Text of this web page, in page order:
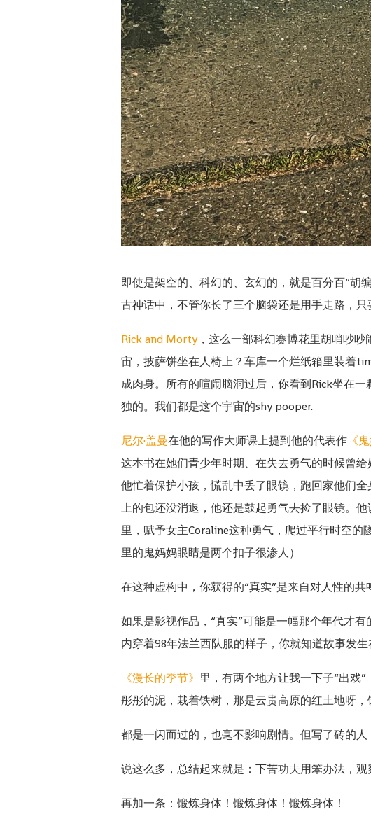
即使是架空的、科幻的、玄幻的，就是百分百“
古神话中，不管你长了三个脑袋还是用手走路，只
Rick and Morty，这么一部科幻赛博花里胡哨吵
宙，披萨饼坐在人椅上？车库一个烂纸箱里装着
成肉身。所有的喧闹脑洞过后，你看到Rick坐在
独的。我们都是这个宇宙的shy pooper.
尼尔·盖曼在他的写作大师课上提到他的代表作《鬼
这本书在她们青少年时期、在失去勇气的时候曾
他忙着保护小孩，慌乱中丢了眼镜，跑回家他们
上的包还没消退，他还是鼓起勇气去捡了眼镜。他
里，赋予女主Coraline这种勇气，爬过平行时空
里的鬼妈妈眼睛是两个扣子很渗人）
在这种虚构中，你获得的“真实”是来自对人性的
如果是影视作品，“真实”可能是一幅那个年代才
内穿着98年法兰西队服的样子，你就知道故事发生
《漫长的季节》 里，有两个地方让我一下子“出戏
彤彤的泥，栽着铁树，那是云贵高原的红土地呀
都是一闪而过的，也毫不影响剧情。但写了砖的
说这么多，总结起来就是：下苦功夫用笨办法，
再加一条：锻炼身体！锻炼身体！锻炼身体！